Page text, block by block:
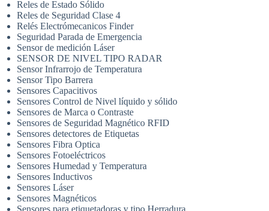
Reles de Estado Sólido
Reles de Seguridad Clase 4
Relés Electrómecanicos Finder
Seguridad Parada de Emergencia
Sensor de medición Láser
SENSOR DE NIVEL TIPO RADAR
Sensor Infrarrojo de Temperatura
Sensor Tipo Barrera
Sensores Capacitivos
Sensores Control de Nivel líquido y sólido
Sensores de Marca o Contraste
Sensores de Seguridad Magnético RFID
Sensores detectores de Etiquetas
Sensores Fibra Optica
Sensores Fotoeléctricos
Sensores Humedad y Temperatura
Sensores Inductivos
Sensores Láser
Sensores Magnéticos
Sensores para etiquetadoras y tipo Herradura